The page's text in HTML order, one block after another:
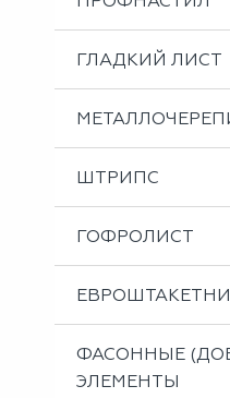
Металлоизделия
Проектирование
Вальцовка
ГЛАДКИЙ ЛИСТ
ШТРИПС
ГОФРОЛИСТ
ФАСОННЫЕ
ЭЛЕМЕНТЫ